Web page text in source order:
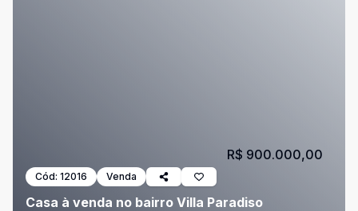
Cód: 12016 Venda
Casa à venda no bairro Villa Paradiso
R$ 900.000,00